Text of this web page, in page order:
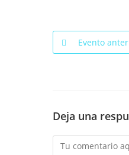
Evento
Deja una
Comentario